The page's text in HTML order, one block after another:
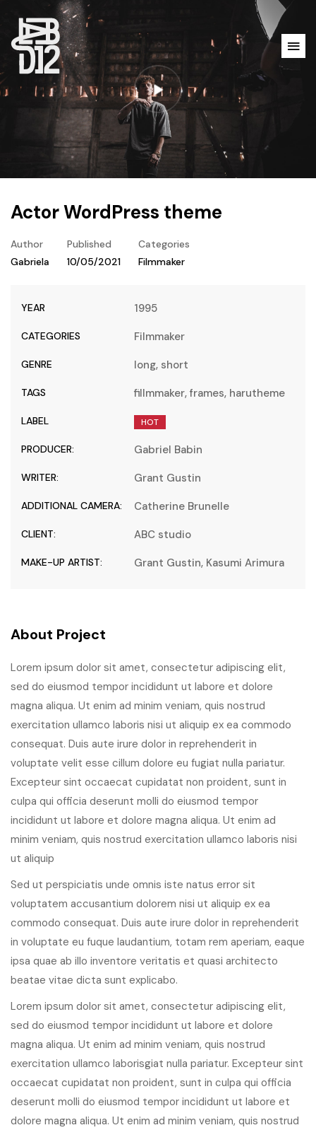
Actor WordPress theme
Author
Gabriela
Published
10/05/2021
Categories
Filmmaker
YEAR 1995
CATEGORIES Filmmaker
GENRE long, short
TAGS fillmmaker, frames, harutheme
LABEL HOT
PRODUCER: Gabriel Babin
WRITER: Grant Gustin
ADDITIONAL CAMERA: Catherine Brunelle
CLIENT: ABC studio
MAKE-UP ARTIST: Grant Gustin, Kasumi Arimura
About Project
Lorem ipsum dolor sit amet, consectetur adipiscing elit,
sed do eiusmod tempor incididunt ut labore et dolore
magna aliqua. Ut enim ad minim veniam, quis nostrud
exercitation ullamco laboris nisi ut aliquip ex ea commodo
consequat. Duis aute irure dolor in reprehenderit in
voluptate velit esse cillum dolore eu fugiat nulla pariatur.
Excepteur sint occaecat cupidatat non proident, sunt in
culpa qui officia deserunt molli do eiusmod tempor
incididunt ut labore et dolore magna aliqua. Ut enim ad
minim veniam, quis nostrud exercitation ullamco laboris nisi
ut aliquip
Sed ut perspiciatis unde omnis iste natus error sit
voluptatem accusantium dolorem nisi ut aliquip ex ea
commodo consequat. Duis aute irure dolor in reprehenderit
in voluptate eu fuque laudantium, totam rem aperiam, eaque
ipsa quae ab illo inventore veritatis et quasi architecto
beatae vitae dicta sunt explicabo.
Lorem ipsum dolor sit amet, consectetur adipiscing elit,
sed do eiusmod tempor incididunt ut labore et dolore
magna aliqua. Ut enim ad minim veniam, quis nostrud
exercitation ullamco laborisgiat nulla pariatur. Excepteur sint
occaecat cupidatat non proident, sunt in culpa qui officia
deserunt molli do eiusmod tempor incididunt ut labore et
dolore magna aliqua. Ut enim ad minim veniam, quis nostrud